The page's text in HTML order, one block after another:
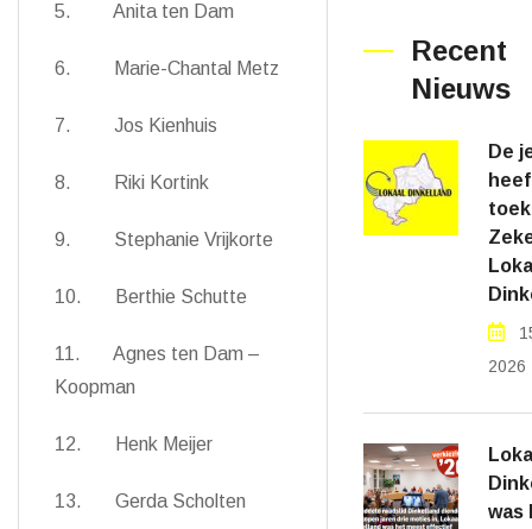
5. Anita ten Dam
6. Marie-Chantal Metz
7. Jos Kienhuis
8. Riki Kortink
9. Stephanie Vrijkorte
10. Berthie Schutte
11. Agnes ten Dam –
Koopman
12. Henk Meijer
13. Gerda Scholten
Recent
Nieuws
De
2026
was